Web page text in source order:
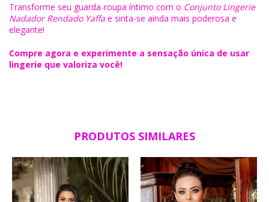
Transforme seu guarda-roupa íntimo com o Conjunto Lingerie
Nadador Rendado Yaffa e sinta-se ainda mais poderosa e
elegante!
Compre agora e experimente a sensação única de usar
lingerie que valoriza você!
PRODUTOS SIMILARES